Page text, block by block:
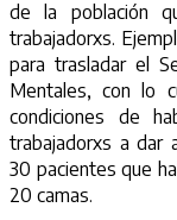
de la población
trabajadorxs.
para trasladar el
Mentales, con lo
condiciones de
trabajadorxs a dar
30 pacientes que
20 camas.